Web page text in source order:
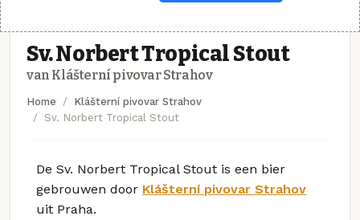
Sv. Norbert Tropical Stout
van Klášterní pivovar Strahov
Home
Klášterní pivovar Strahov
Sv. Norbert Tropical Stout
De Sv. Norbert Tropical Stout is een bier
gebrouwen door Klášterní pivovar Strahov
uit Praha.